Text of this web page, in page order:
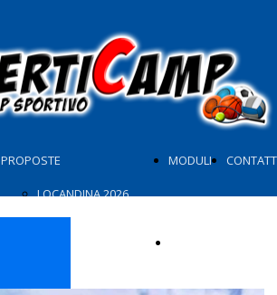
PROPOSTE
LOCANDINA 2026
MODULI